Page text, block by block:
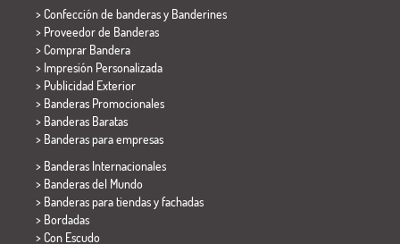
> Confección de banderas y Banderines
> Proveedor de Banderas
> Comprar Bandera
> Impresión Personalizada
> Publicidad Exterior
> Banderas Promocionales
> Banderas Baratas
> Banderas para empresas
> Banderas Internacionales
> Banderas del Mundo
> Banderas para tiendas y fachadas
> Bordadas
> Con Escudo